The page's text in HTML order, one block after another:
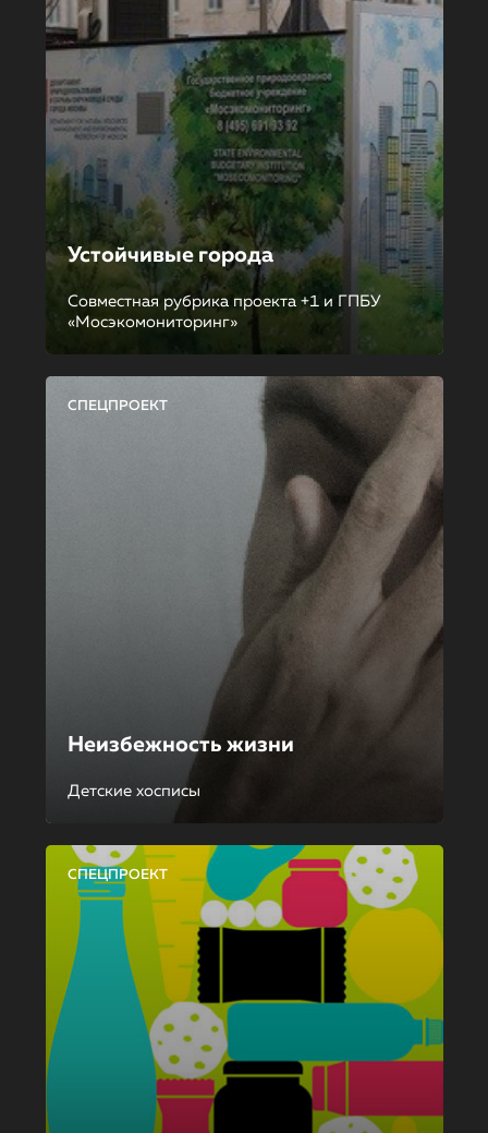
Устойчивые города
Совместная рубрика проекта +1 и ГПБУ
«Мосэкомониторинг»
СПЕЦПРОЕКТ
Неизбежность жизни
Детские хосписы
СПЕЦПРОЕКТ